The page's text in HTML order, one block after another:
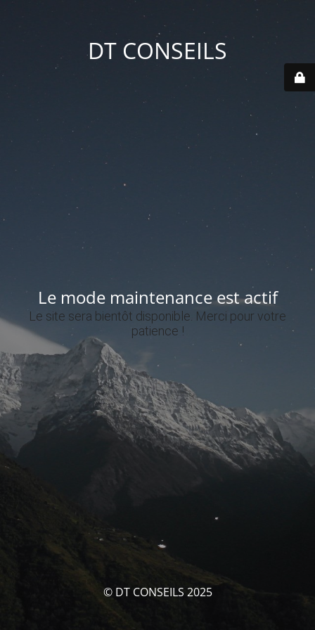
DT CONSEILS
Le mode maintenance est actif
Le site sera bientôt disponible. Merci pour votre
patience !
© DT CONSEILS 2025